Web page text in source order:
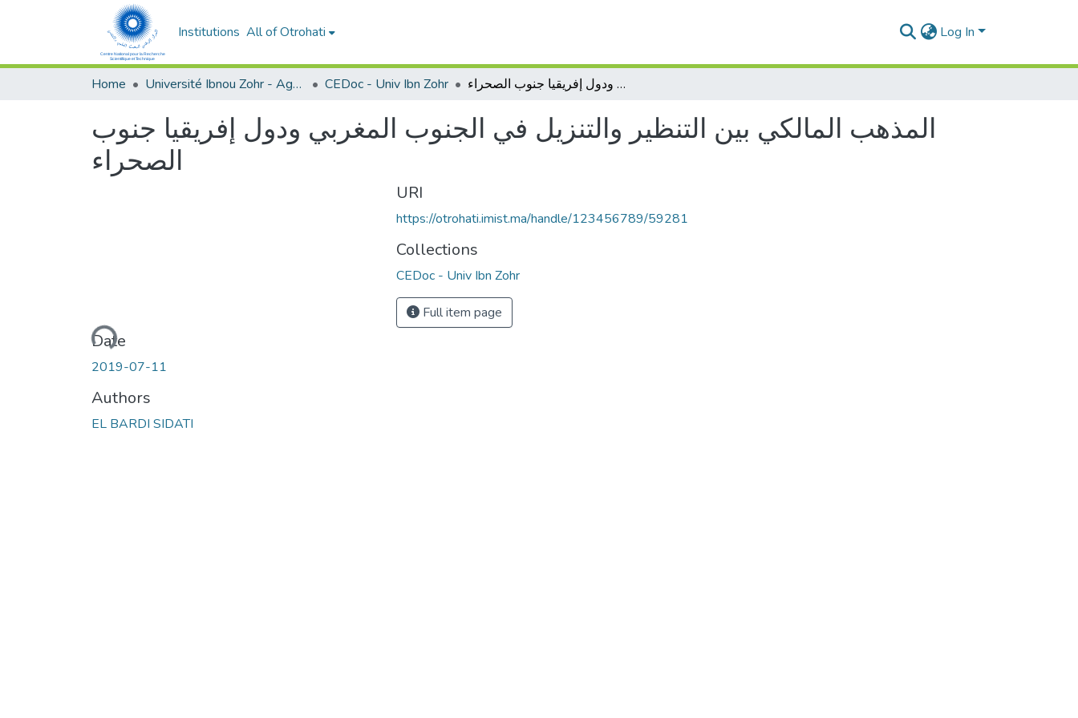
Institutions All of Otrohati Log In
Home Université Ibnou Zohr - Agadir CEDoc - Univ Ibn Zohr المذهب المالكي بين التنظير والتنزيل في الجنوب المغربي ودول إفريقيا جنوب الصحراء
المذهب المالكي بين التنظير والتنزيل في الجنوب المغربي ودول إفريقيا جنوب
الصحراء
Loading...
Date
2019-07-11
Authors
EL BARDI SIDATI
URI
https://otrohati.imist.ma/handle/123456789/59281
Collections
CEDoc - Univ Ibn Zohr
Full item page